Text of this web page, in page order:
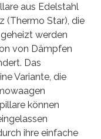
aus Edelstahl
(Thermo Star), die
werden
von Dämpfen
Das
Variante, die
können
ihre einfache